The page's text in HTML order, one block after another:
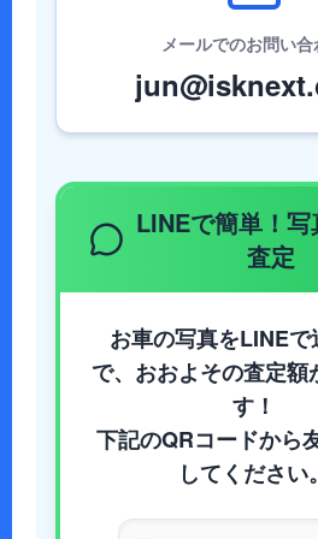
メールでのお問い合
LINEで簡単！
査定
お車の写真をLINE
で、おおよその査定額
す！
下記のQRコードから
してください。